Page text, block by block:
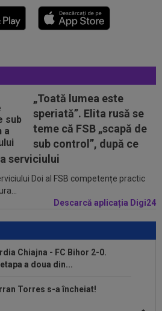
„Toată lumea este
speriată”. Elita rusă se
teme că FSB „scapă de
sub control”, după ce
serviciului
Doi al FSB competențe practic
Descarcă aplicația Digi24
mai bine de 25 de ani de
pentru România la
Canotaj U19: patru...
Flick a decis două plecări de
despre revenirea în
FCSB...
Copos, fără dubii! A dat
la Rapid
Chiajna - FC Bihor 2-0.
a doua din...
Torres s-a încheiat!